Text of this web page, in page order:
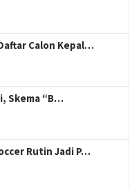
Calon Kepal…
Skema “B…
Rutin Jadi P…